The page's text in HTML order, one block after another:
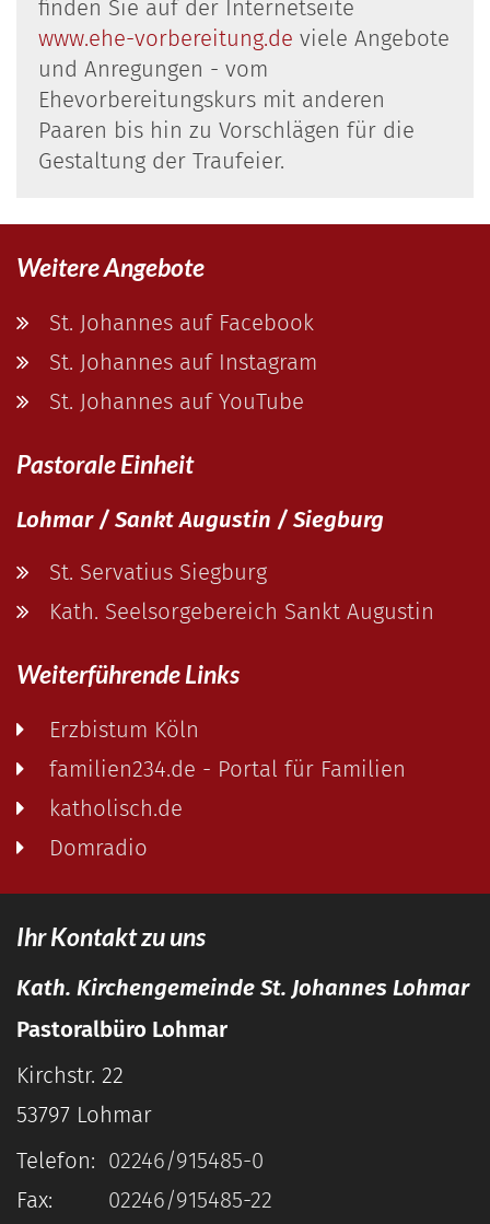
finden Sie auf der Internetseite
www.ehe-vorbereitung.de viele Angebote
und Anregungen - vom
Ehevorbereitungskurs mit anderen
Paaren bis hin zu Vorschlägen für die
Gestaltung der Traufeier.
Weitere Angebote
St. Johannes auf Facebook
St. Johannes auf Instagram
St. Johannes auf YouTube
Pastorale Einheit
Lohmar / Sankt Augustin / Siegburg
St. Servatius Siegburg
Kath. Seelsorgebereich Sankt Augustin
Weiterführende Links
Erzbistum Köln
familien234.de - Portal für Familien
katholisch.de
Domradio
Ihr Kontakt zu uns
Kath. Kirchengemeinde St. Johannes Lohmar
Pastoralbüro Lohmar
Kirchstr. 22
53797 Lohmar
Telefon: 02246/915485-0
Fax:
02246/915485-22